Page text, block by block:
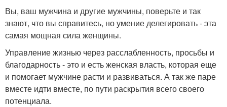
Вы, ваш мужчина и другие мужчины, поверьте и так
знают, что вы справитесь, но умение делегировать - эта
самая мощная сила женщины.
Управление жизнью через расслабленность, просьбы и
благодарность - это и есть женская власть, которая еще
и помогает мужчине расти и развиваться. А так же паре
вместе идти вместе, по пути раскрытия всего своего
потенциала.